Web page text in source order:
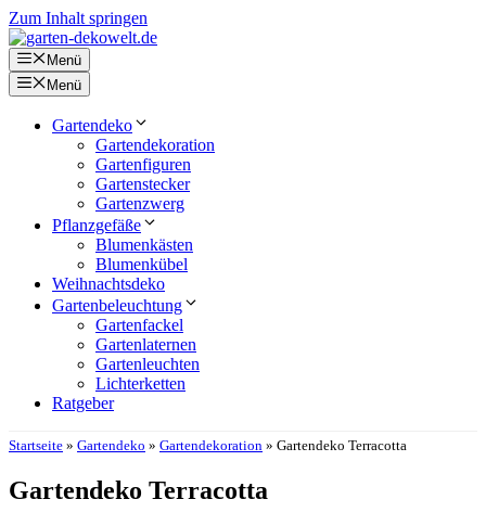
Zum Inhalt springen
Menü
Menü
Gartendeko
Gartendekoration
Gartenfiguren
Gartenstecker
Gartenzwerg
Pflanzgefäße
Blumenkästen
Blumenkübel
Weihnachtsdeko
Gartenbeleuchtung
Gartenfackel
Gartenlaternen
Gartenleuchten
Lichterketten
Ratgeber
Startseite » Gartendeko » Gartendekoration » Gartendeko Terracotta
Gartendeko Terracotta